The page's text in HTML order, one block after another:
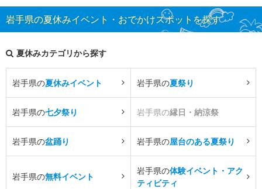
岩手県の夏休みイベント・おでかけスポットを探す
夏休みカテゴリから探す
岩手県の夏休みイベント 岩手県の夏祭り
岩手県の七夕祭り 岩手県の縁日・納涼祭
岩手県の盆踊り 岩手県の屋台のある夏祭り
岩手県の無料イベント
岩手県の体験イベント・アク
ティビティ